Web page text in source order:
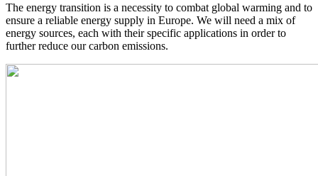
The energy transition is a necessity to combat global warming and to
ensure a reliable energy supply in Europe. We will need a mix of
energy sources, each with their specific applications in order to
further reduce our carbon emissions.